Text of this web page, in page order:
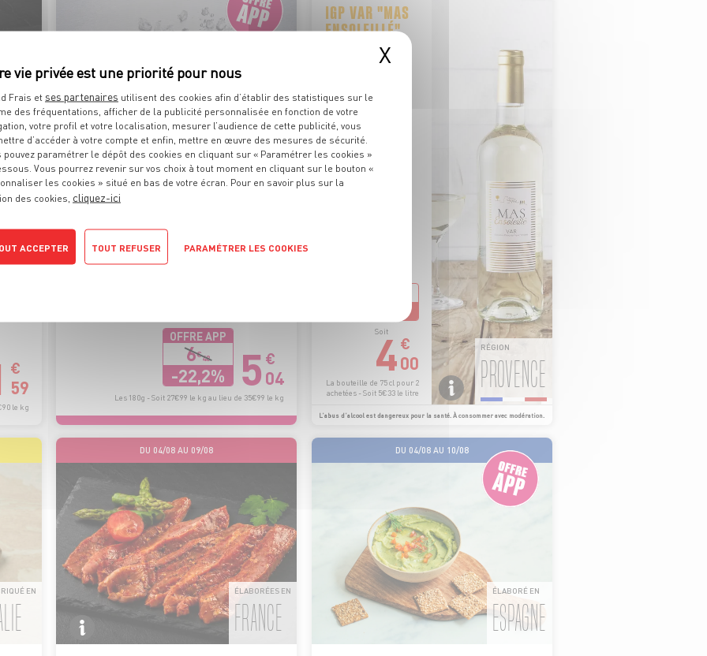
EN
€
59
le kg
PÊCHÉ EN
OCÉAN PACIFIQUE
PAVÉ DE THON ALBACORE SASHIMI
OFFRE APP
6€48
-22,2% 5 €
04
Les 180g - Soit 27€99 le kg au lieu de 35€99 le kg
IGP VAR "MAS
ENSOLEILLÉ"
Soit
4 €
00
La bouteille de 75 cl pour 2
achetées - Soit 5€33 le litre
RÉGION
PROVENCE
L’abus d’alcool est dangereux pour la santé. À consommer avec modération.
EN
DU 04/08 AU 09/08
ÉLABORÉES EN
FRANCE
DU 04/08 AU 10/08
ÉLABORÉ EN
ESPAGNE
X
Frais et ses partenaires utilisent des cookies afin d’établir des statistiques sur le
des fréquentations, afficher de la publicité personnalisée en fonction de votre
votre profil et votre localisation, mesurer l’audience de cette publicité, vous
d’accéder à votre compte et enfin, mettre en œuvre des mesures de sécurité.
pouvez paramétrer le dépôt des cookies en cliquant sur « Paramétrer les cookies »
Vous pourrez revenir sur vos choix à tout moment en cliquant sur le bouton «
les cookies » situé en bas de votre écran. Pour en savoir plus sur la
des cookies, cliquez-ici
ACCEPTER TOUT REFUSER PARAMÉTRER LES COOKIES